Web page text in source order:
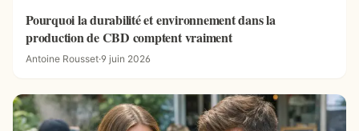
Pourquoi la durabilité et environnement dans la
production de CBD comptent vraiment
Antoine Rousset·9 juin 2026